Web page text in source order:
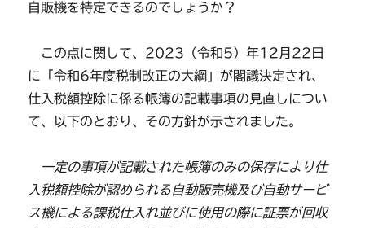
自販機を特定できるのでしょうか？
この点に関して、2023（令和5）年12月22日
に「令和6年度税制改正の大綱」が閣議決定され、
仕入税額控除に係る帳簿の記載事項の見直しについ
て、以下のとおり、その方針が示されました。
一定の事項が記載された帳簿のみの保存により仕
入税額控除が認められる自動販売機及び自動サービ
ス機による課税仕入れ並びに使用の際に証票が回収